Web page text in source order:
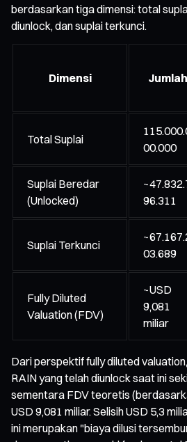
berdasarkan tiga dimensi: total
diunlock, dan suplai terkunci.
Dimensi Jumlah
Total Suplai
00.000
Suplai Beredar
(Unlocked)
96.311
Suplai Terkunci
03.689
Fully Diluted
Valuation (FDV)
~USD
9,081
miliar
Dari perspektif fully diluted
RAIN yang telah diunlock saat ini
sementara FDV teoretis
USD 9,081 miliar. Selisih USD 5,3
ini merupakan "biaya dilusi